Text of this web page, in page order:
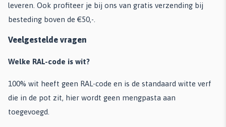
leveren. Ook profiteer je bij ons van gratis verzending bij
besteding boven de €50,-.
Veelgestelde vragen
Welke RAL-code is wit?
100% wit heeft geen RAL-code en is de standaard witte verf
die in de pot zit, hier wordt geen mengpasta aan
toegevoegd.